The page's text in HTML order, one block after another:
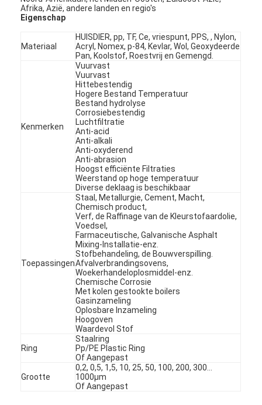
Afrika, Azië, andere landen en regio's
Eigenschap
Materiaal
HUISDIER, pp, TF, Ce, vriespunt, PPS, , Nylon,
Acryl, Nomex, p-84, Kevlar, Wol, Geoxydeerde
Pan, Koolstof, Roestvrij en Gemengd.
Kenmerken
Vuurvast
Vuurvast
Hittebestendig
Hogere Bestand Temperatuur
Bestand hydrolyse
Corrosiebestendig
Luchtfiltratie
Anti-acid
Anti-alkali
Anti-oxyderend
Anti-abrasion
Hoogst efficiënte Filtraties
Weerstand op hoge temperatuur
Diverse deklaag is beschikbaar
Toepassingen
Staal, Metallurgie, Cement, Macht,
Chemisch product,
Verf, de Raffinage van de Kleurstofaardolie,
Voedsel,
Farmaceutische, Galvanische Asphalt
Mixing-Installatie-enz.
Stofbehandeling, de Bouwverspilling.
Afvalverbrandingsovens,
Woekerhandeloplosmiddel-enz.
Chemische Corrosie
Met kolen gestookte boilers
Gasinzameling
Oplosbare Inzameling
Hoogoven
Waardevol Stof
Ring
Staalring
Pp/PE Plastic Ring
Of Aangepast
Grootte
0,2, 0,5, 1,5, 10, 25, 50, 100, 200, 300…
1000µm
Of Aangepast